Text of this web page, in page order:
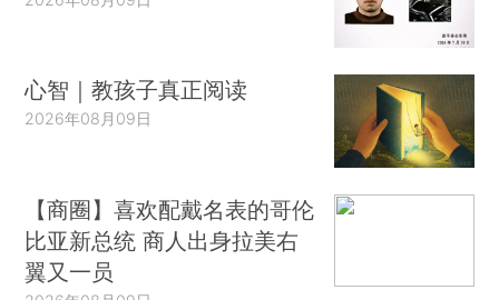
心智｜教孩子真正阅读
2026年08月09日
【商圈】喜欢配戴名表的哥伦
比亚新总统 商人出身拉美右
翼又一员